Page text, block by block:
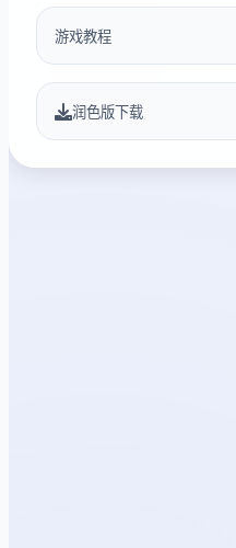
游戏教程
润色版下载